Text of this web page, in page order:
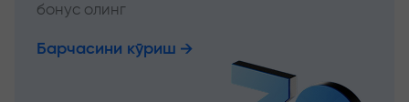
бонус олинг
Барчасини кўриш